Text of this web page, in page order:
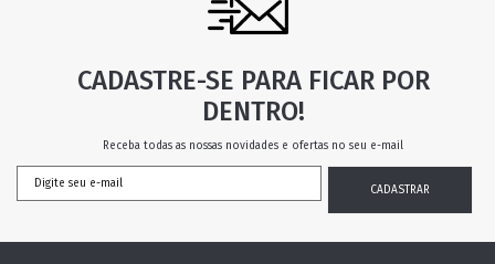
CADASTRE-SE PARA FICAR POR
DENTRO!
Receba todas as nossas novidades e ofertas no seu e-mail